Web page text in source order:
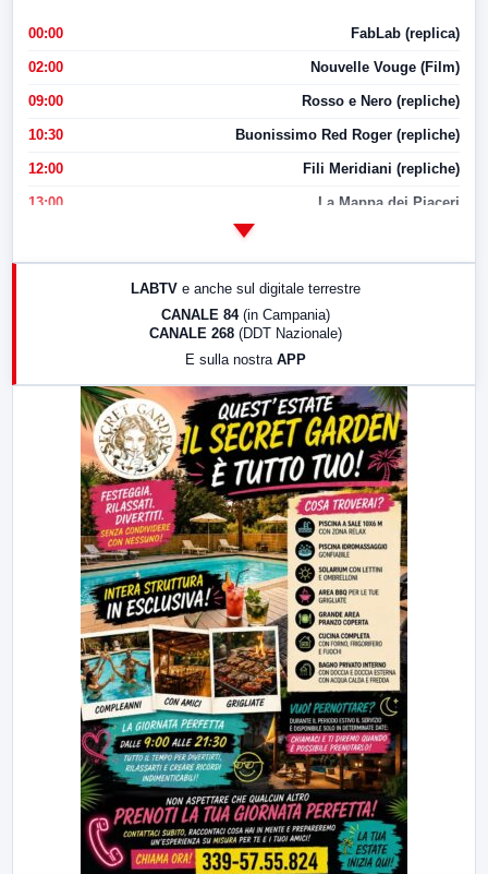
00:00 FabLab (replica)
02:00 Nouvelle Vouge (Film)
09:00 Rosso e Nero (repliche)
10:30 Buonissimo Red Roger (repliche)
12:00 Fili Meridiani (repliche)
13:00 La Mappa dei Piaceri
LabNews (replica)
LABTV e anche sul digitale terrestre
CANALE 84 (in Campania)
CANALE 268 (DDT Nazionale)
E sulla nostra APP